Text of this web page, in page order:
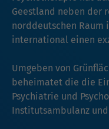
Geestland neben der
norddeutschen
international einen
Umgeben von
beheimatet die die
Psychiatrie und
Institutsambulanz